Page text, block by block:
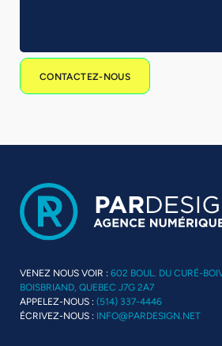
CONTACTEZ-NOUS
VENEZ NOUS VOIR : 602 BOUL. DU CURÉ-
BOISBRIAND, QUEBEC J7G 2A7
APPELEZ-NOUS : (514) 337-4446
ÉCRIVEZ-NOUS : INFO@PARDESIGN.NET